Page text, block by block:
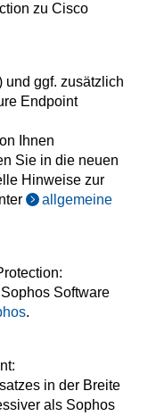
zu Cisco
und ggf. zusätzlich
Endpoint
Ihnen
Sie in die neuen
Hinweise zur
allgemeine
Software
.
in der Breite
als Sophos